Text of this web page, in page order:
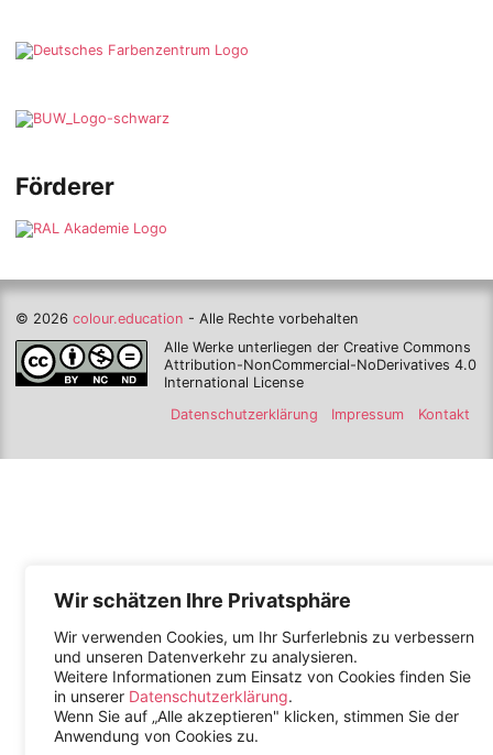
Wir schätzen Ihre Privatsphäre
Wir verwenden Cookies, um Ihr Surferlebnis zu verbessern
und unseren Datenverkehr zu analysieren.
Weitere Informationen zum Einsatz von Cookies finden Sie
in unserer Datenschutzerklärung.
Wenn Sie auf „Alle akzeptieren" klicken, stimmen Sie der
Anwendung von Cookies zu.
Förderer
© 2026 colour.education - Alle Rechte vorbehalten
Alle Werke unterliegen der Creative Commons
Attribution-NonCommercial-NoDerivatives 4.0
International License
Datenschutzerklärung
Impressum Kontakt